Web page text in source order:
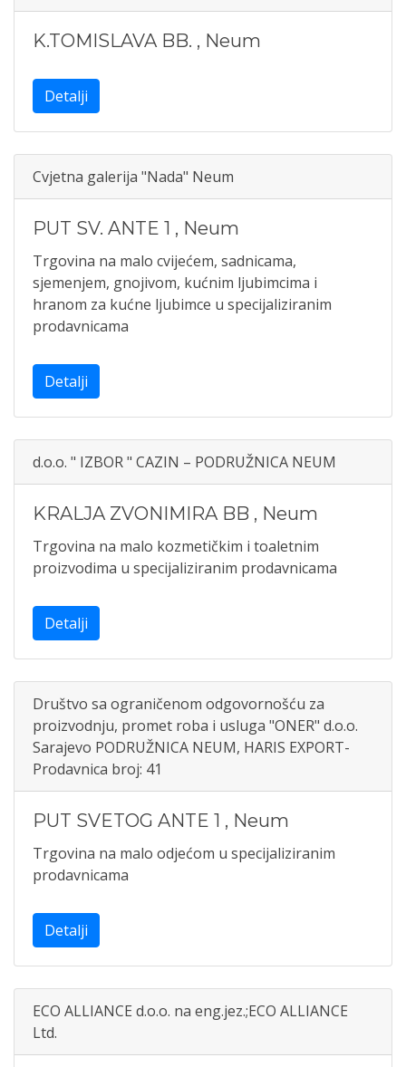
K.TOMISLAVA BB. , Neum
Detalji
Cvjetna galerija "Nada" Neum
PUT SV. ANTE 1 , Neum
Trgovina na malo cvijećem, sadnicama,
sjemenjem, gnojivom, kućnim ljubimcima i
hranom za kućne ljubimce u specijaliziranim
prodavnicama
Detalji
d.o.o. " IZBOR " CAZIN – PODRUŽNICA NEUM
KRALJA ZVONIMIRA BB , Neum
Trgovina na malo kozmetičkim i toaletnim
proizvodima u specijaliziranim prodavnicama
Detalji
Društvo sa ograničenom odgovornošću za
proizvodnju, promet roba i usluga "ONER" d.o.o.
Sarajevo PODRUŽNICA NEUM, HARIS EXPORT-
Prodavnica broj: 41
PUT SVETOG ANTE 1 , Neum
Trgovina na malo odjećom u specijaliziranim
prodavnicama
Detalji
ECO ALLIANCE d.o.o. na eng.jez.;ECO ALLIANCE
Ltd.